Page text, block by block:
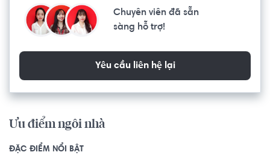
Chuyên viên đã sẵn
sàng hỗ trợ!
Yêu cầu liên hệ lại
Ưu điểm ngôi nhà
ĐẶC ĐIỂM NỔI BẬT